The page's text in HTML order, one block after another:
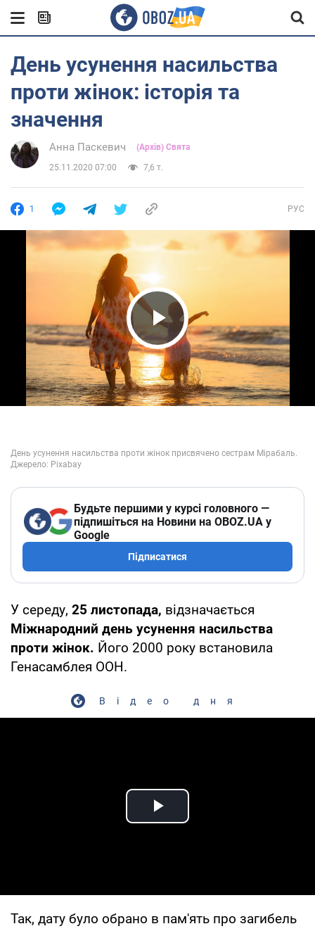
День усунення насильства
проти жінок: історія та
значення
Анна Паскевич (Архів) Свята
25.11.2020 07:00 7,6 т.
1 РУС
Play Video
Будьте першими у курсі головного —
підпишіться на Новини на OBOZ.UA у
Google
Підписатися
У середу, 25 листопада, відзначається
Міжнародний день усунення насильства
проти жінок. Його 2000 року встановила
Генасамблея ООН.
Відео дня
Play Video
Так, дату було обрано в пам'ять про загибель